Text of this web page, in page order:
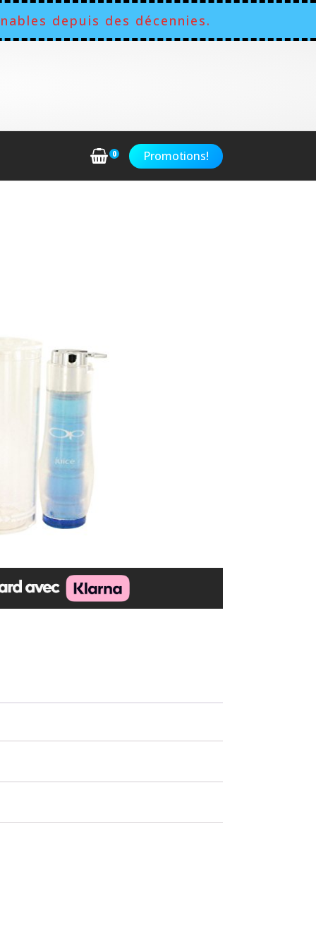
depuis des décennies.
0 Promotions!